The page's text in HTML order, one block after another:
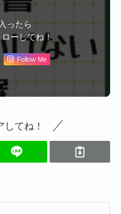
ったら
ーしてね！
Follow Me
てね！